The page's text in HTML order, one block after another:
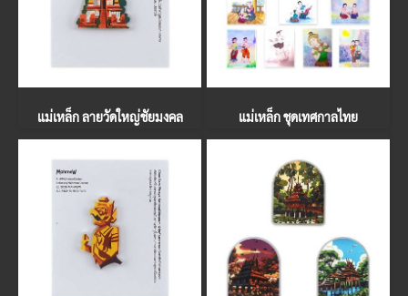
แม่เหล็ก ลายวัดใหญ่ชัยมงคล แม่เหล็ก ชุดเทศกาลไทย